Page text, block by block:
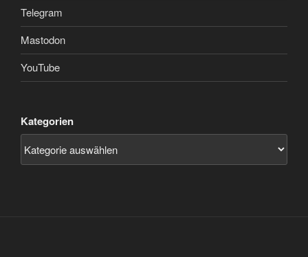
Telegram
Mastodon
YouTube
Kategorien